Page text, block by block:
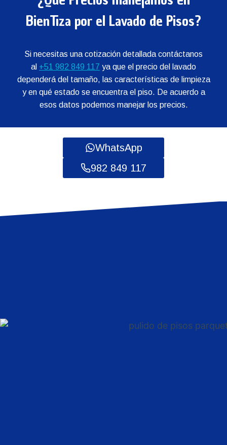
BienTiza por el Lavado de Pisos?
Si necesitas una cotización detallada contáctanos
al +51 982 849 117 ya que el precio del lavado
dependerá del tamaño, las características de limpieza
y en qué estado se encuentra el piso. De acuerdo a
esos datos podemos manejar los precios.
WhatsApp
982 849 117